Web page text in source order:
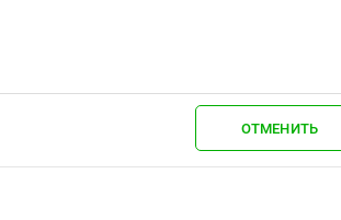
ОТМЕНИТЬ